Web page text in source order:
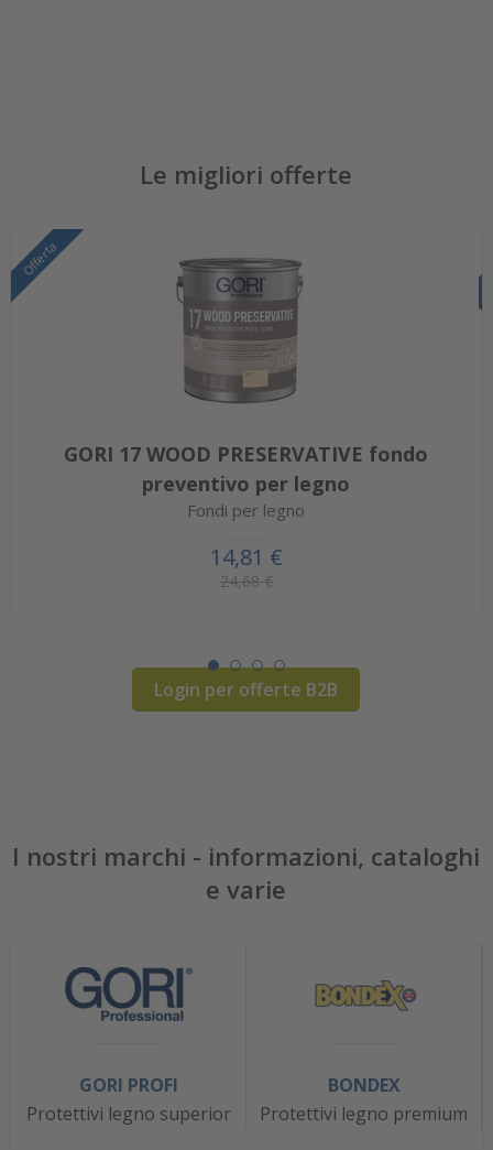
Le migliori offerte
Offerta
GORI 17 WOOD PRESERVATIVE fondo
preventivo per legno
Fondi per legno
14,81 €
24,68 €
Login per offerte B2B
I nostri marchi - informazioni, cataloghi
e varie
GORI PROFI
Protettivi legno superior
BONDEX
Protettivi legno premium